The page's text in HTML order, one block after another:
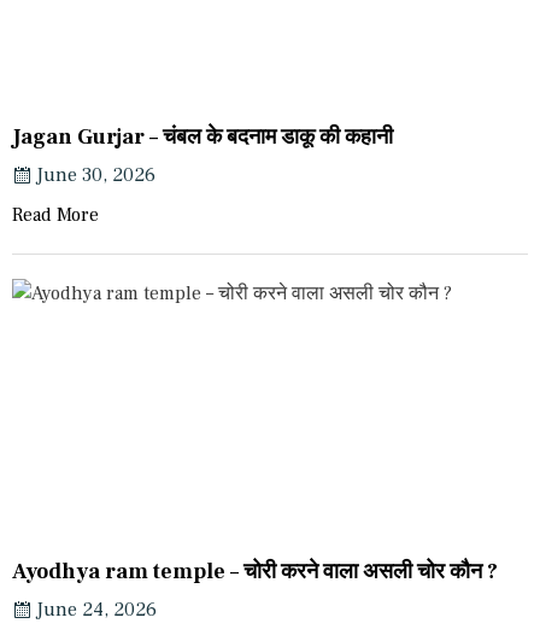
Jagan Gurjar – चंबल के बदनाम डाकू की कहानी
June 30, 2026
Read More
Ayodhya ram temple – चोरी करने वाला असली चोर कौन ?
June 24, 2026